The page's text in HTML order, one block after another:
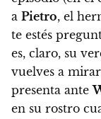
a Pietro, el
te estés
es, claro, su
vuelves a
presenta ante
en su rostro